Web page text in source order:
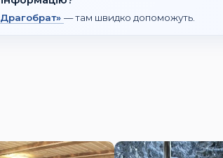
— там швидко допоможуть.